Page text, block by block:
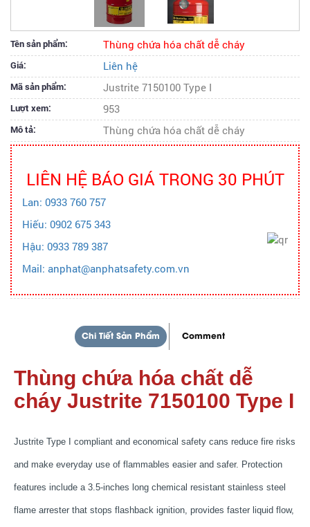
Tên sản phẩm: Thùng chứa hóa chất dễ cháy
Giá: Liên hệ
Mã sản phẩm: Justrite 7150100 Type I
Lượt xem: 953
Mô tả: Thùng chứa hóa chất dễ cháy
LIÊN HỆ BÁO GIÁ TRONG 30 PHÚT
Lan: 0933 760 757
Hiếu: 0902 675 343
Hậu: 0933 789 387
Mail: anphat@anphatsafety.com.vn
Chi Tiết Sản Phẩm Comment
Thùng chứa hóa chất dễ
cháy Justrite 7150100 Type I
Justrite Type I compliant and economical safety cans reduce fire risks
and make everyday use of flammables easier and safer. Protection
features include a 3.5-inches long chemical resistant stainless steel
flame arrester that stops flashback ignition, provides faster liquid flow,